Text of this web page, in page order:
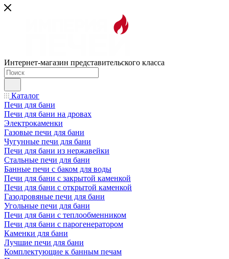
Интернет-магазин представительского класса
Каталог
Печи для бани
Печи для бани на дровах
Электрокаменки
Газовые печи для бани
Чугунные печи для бани
Печи для бани из нержавейки
Стальные печи для бани
Банные печи с баком для воды
Печи для бани с закрытой каменкой
Печи для бани с открытой каменкой
Газодровяные печи для бани
Угольные печи для бани
Печи для бани с теплообменником
Печи для бани с парогенератором
Каменки для бани
Лучшие печи для бани
Комплектующие к банным печам